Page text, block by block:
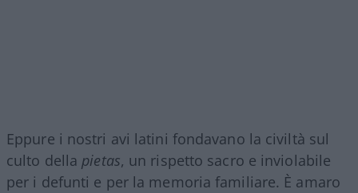
Eppure i nostri avi latini fondavano la civiltà sul
culto della pietas, un rispetto sacro e inviolabile
per i defunti e per la memoria familiare. È amaro